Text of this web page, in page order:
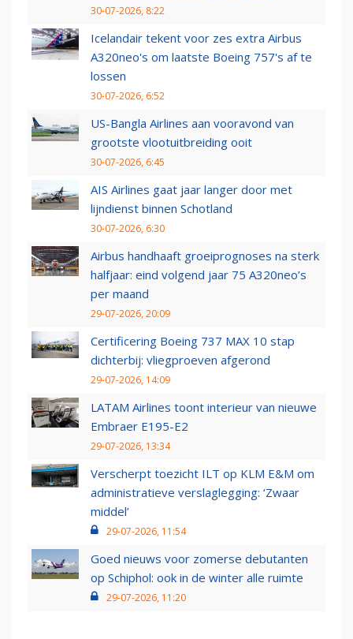
30-07-2026, 8:22
Icelandair tekent voor zes extra Airbus
A320neo's om laatste Boeing 757's af te
lossen
30-07-2026, 6:52
US-Bangla Airlines aan vooravond van
grootste vlootuitbreiding ooit
30-07-2026, 6:45
AIS Airlines gaat jaar langer door met
lijndienst binnen Schotland
30-07-2026, 6:30
Airbus handhaaft groeiprognoses na sterk
halfjaar: eind volgend jaar 75 A320neo’s
per maand
29-07-2026, 20:09
Certificering Boeing 737 MAX 10 stap
dichterbij: vliegproeven afgerond
29-07-2026, 14:09
LATAM Airlines toont interieur van nieuwe
Embraer E195-E2
29-07-2026, 13:34
Verscherpt toezicht ILT op KLM E&M om
administratieve verslaglegging: ‘Zwaar
middel’
29-07-2026, 11:54
Goed nieuws voor zomerse debutanten
op Schiphol: ook in de winter alle ruimte
29-07-2026, 11:20